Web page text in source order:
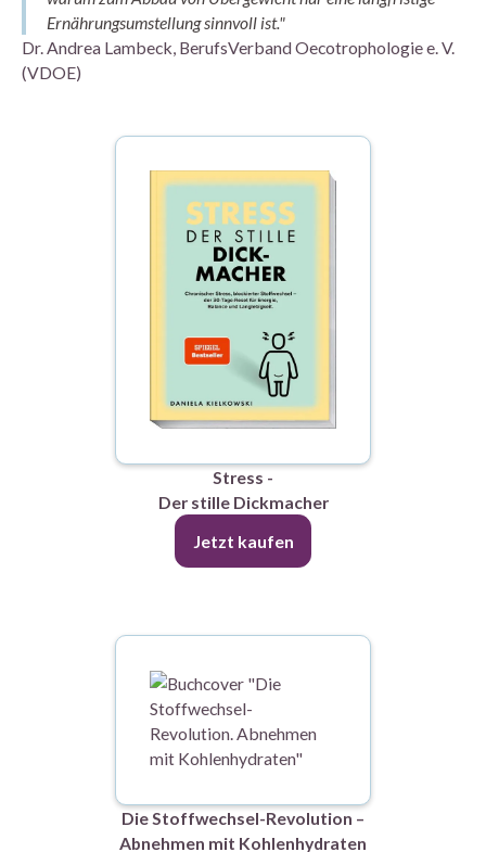
Ernährungsumstellung sinnvoll ist."
Dr. Andrea Lambeck, BerufsVerband Oecotrophologie e. V.
(VDOE)
Stress -
Der stille Dickmacher
Jetzt kaufen
Die Stoffwechsel-Revolution –
Abnehmen mit Kohlenhydraten